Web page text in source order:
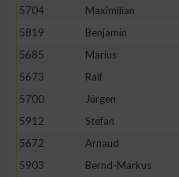
5704
Maximilian
5819
Benjamin
5685
Marius
5673
Ralf
5700
Jürgen
5912
Stefan
5672
Arnaud
5903
Bernd-Markus